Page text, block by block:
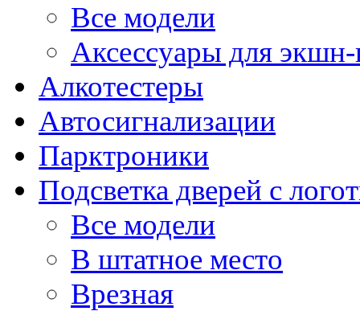
Все модели
Аксессуары для
Алкотестеры
Автосигнализации
Парктроники
Подсветка дверей с
Все модели
В штатное место
Врезная